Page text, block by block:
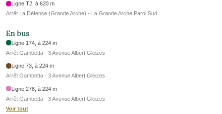
Ligne T2, à 620 m
Arrêt La Défense (Grande Arche) - La Grande Arche Paroi Sud
En bus
Ligne 174, à 224 m
Arrêt Gambetta - 3 Avenue Albert Gleizes
Ligne 73, à 224 m
Arrêt Gambetta - 3 Avenue Albert Gleizes
Ligne 278, à 224 m
Arrêt Gambetta - 3 Avenue Albert Gleizes
Voir tout